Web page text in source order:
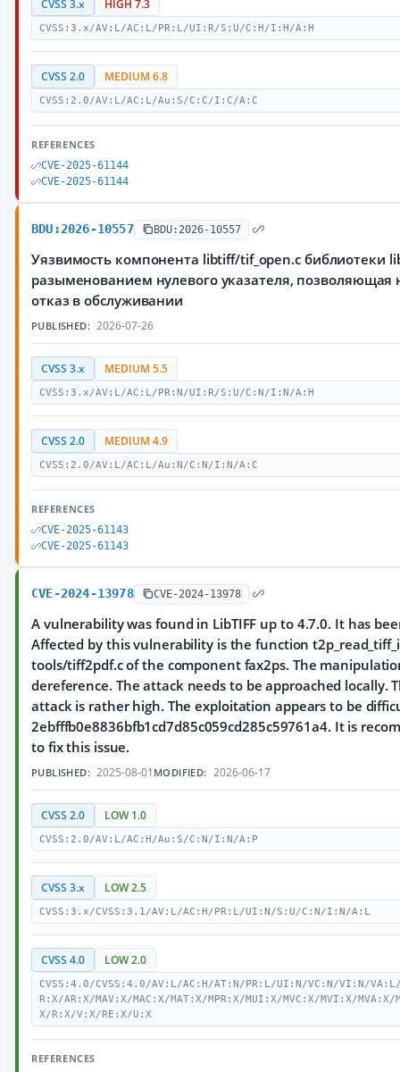
CVSS 3.x HIGH 7.3
CVSS:3.x/AV:L/AC:L/PR:L/UI:R/S:U/C:H/I:H/A:H
CVSS 2.0 MEDIUM 6.8
CVSS:2.0/AV:L/AC:L/Au:S/C:C/I:C/A:C
REFERENCES
CVE-2025-61144
CVE-2025-61144
BDU:2026-10557 BDU:2026-10557
Уязвимость компонента libtiff/tif_open.c библиотеки
разыменованием нулевого указателя,
отказ в обслуживании
PUBLISHED: 2026-07-26
CVSS 3.x MEDIUM 5.5
CVSS:3.x/AV:L/AC:L/PR:N/UI:R/S:U/C:N/I:N/A:H
CVSS 2.0 MEDIUM 4.9
CVSS:2.0/AV:L/AC:L/Au:N/C:N/I:N/A:C
REFERENCES
CVE-2025-61143
CVE-2025-61143
CVE-2024-13978 CVE-2024-13978
A vulnerability was found in LibTIFF up to 4.7.0. It has
Affected by this vulnerability is the function
tools/tiff2pdf.c of the component fax2ps. The
dereference. The attack needs to be approached locally.
attack is rather high. The exploitation appears to be
2ebfffb0e8836bfb1cd7d85c059cd285c59761a4. It is
to fix this issue.
PUBLISHED: 2025-08-01 MODIFIED: 2026-06-17
CVSS 2.0 LOW 1.0
CVSS:2.0/AV:L/AC:H/Au:S/C:N/I:N/A:P
CVSS 3.x LOW 2.5
CVSS:3.x/CVSS:3.1/AV:L/AC:H/PR:L/UI:N/S:U/C:N/I:N/A:L
CVSS 4.0 LOW 2.0
CVSS:4.0/CVSS:4.0/AV:L/AC:H/AT:N/PR:L/UI:N/VC:N/VI:N/
R:X/AR:X/MAV:X/MAC:X/MAT:X/MPR:X/MUI:X/MVC:X/MVI:X/
X/R:X/V:X/RE:X/U:X
REFERENCES